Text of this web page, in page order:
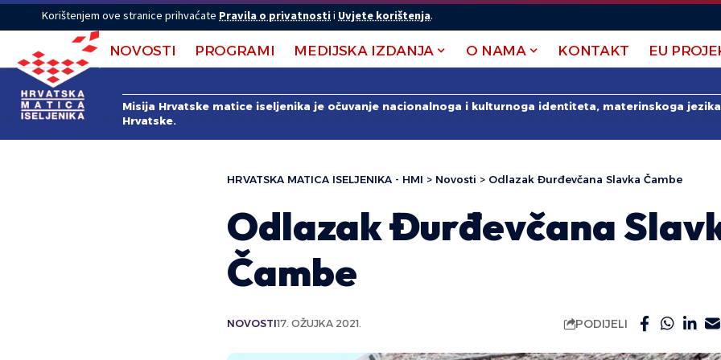
Korištenjem ove stranice prihvaćate Pravila o privatnostii Uvjete korištenja.
NOVOSTI PROGRAMI MEDIJSKA IZDANJA O NAMA KONTAKT EU
Misija Hrvatske matice iseljenika je očuvanje nacionalnoga i kulturnoga identiteta, materinskoga
Hrvatske.
HRVATSKA MATICA ISELJENIKA - HMI > Novosti > Odlazak Đurđevčana Slavka Čambe
Odlazak Đurđevčana
Čambe
NOVOSTI17. OŽUJKA 2021. PODIJELI